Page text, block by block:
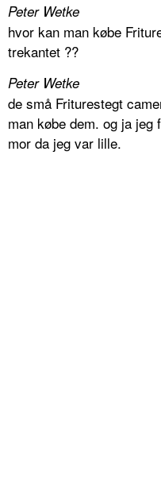
Peter Wetke
hvor kan man købe
trekantet ??
Peter Wetke
de små Friturestegt
man købe dem. og ja
mor da jeg var lille.